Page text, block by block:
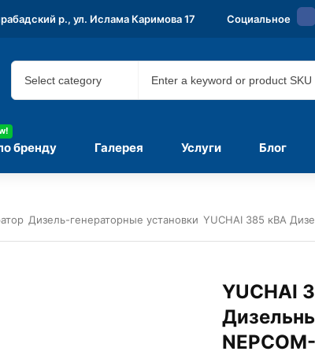
р., ул. Ислама Каримова 17 Социальное
бренду Галерея Услуги Блог
Дизель-генераторные установки YUCHAI 385 кВА
YUCHAI